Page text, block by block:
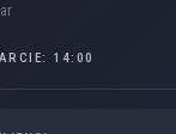
14:00